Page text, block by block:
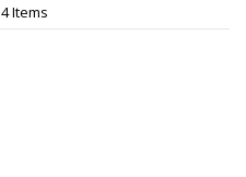
4 Items